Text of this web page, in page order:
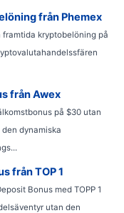
från Phemex
framtida kryptobelöning på
från Awex
på $30 utan
dynamiska
från TOP 1
Bonus med TOPP 1
utan den